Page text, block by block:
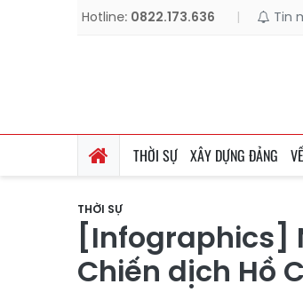
Hotline: 0822.173.636 | Tin
THỜI SỰ XÂY DỰNG ĐẢNG
THỜI SỰ
[Infographics]
Chiến dịch Hồ